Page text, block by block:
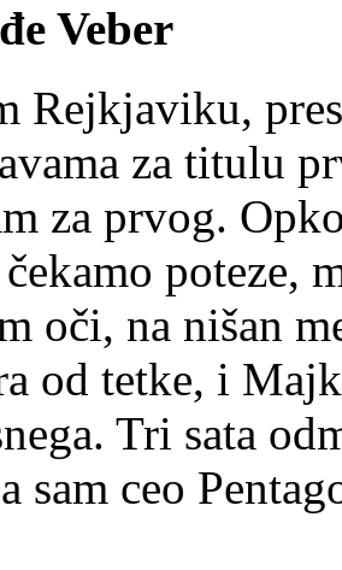
Veber
Rejkjaviku,
za titulu
za prvog.
poteze,
oči, na nišan
od tetke, i
Tri sata
sam ceo